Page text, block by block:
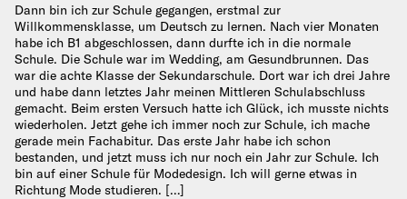
Dann bin ich zur Schule gegangen, erstmal zur
Willkommensklasse, um Deutsch zu lernen. Nach vier Monaten
habe ich B1 abgeschlossen, dann durfte ich in die normale
Schule. Die Schule war im Wedding, am Gesundbrunnen. Das
war die achte Klasse der Sekundarschule. Dort war ich drei Jahre
und habe dann letztes Jahr meinen Mittleren Schulabschluss
gemacht. Beim ersten Versuch hatte ich Glück, ich musste nichts
wiederholen. Jetzt gehe ich immer noch zur Schule, ich mache
gerade mein Fachabitur. Das erste Jahr habe ich schon
bestanden, und jetzt muss ich nur noch ein Jahr zur Schule. Ich
bin auf einer Schule für Modedesign. Ich will gerne etwas in
Richtung Mode studieren. […]